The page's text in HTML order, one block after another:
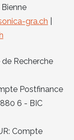
gra.ch
Recherche
Postfinance
6 - BIC
Compte